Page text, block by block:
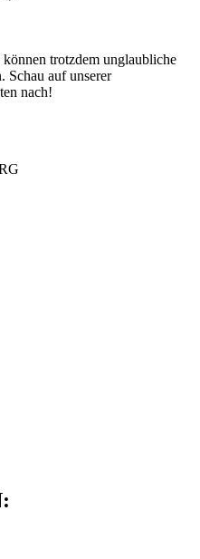
trotzdem unglaubliche
Schau auf unserer
nach!